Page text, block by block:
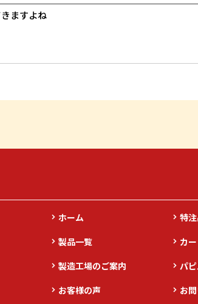
ますよね
ホーム
製品一覧
製造工場のご案内
お客様の声
特
カ
パ
お